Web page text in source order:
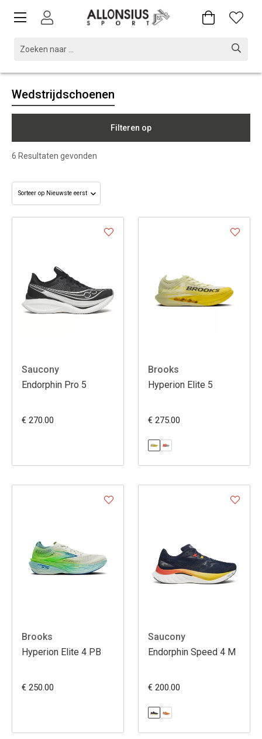
Wedstrijdschoenen
Filteren op
6 Resultaten gevonden
Saucony
Endorphin Pro 5
€ 270.00
Brooks
Hyperion Elite 5
€ 275.00
Brooks
Hyperion Elite 4 PB
€ 250.00
Saucony
Endorphin Speed 4 M
€ 200.00